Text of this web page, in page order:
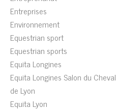
Entreprises
Environnement
Equestrian sport
Equestrian sports
Equita Longines
Equita Longines Salon du Cheval
de Lyon
Equita Lyon